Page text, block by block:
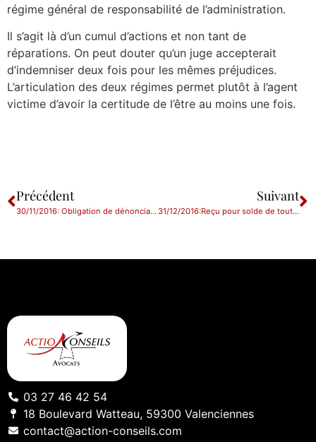
régime général de responsabilité de l’administration.
Il s’agit là d’un cumul d’actions et non tant de
réparations. On peut douter qu’un juge accepterait
d’indemniser deux fois pour les mêmes préjudices.
L’articulation des deux régimes permet plutôt à l’agent
victime d’avoir la certitude de l’être au moins une fois.
Précédent
30/11/2016: Obligation de dénonciation par l’employeur des infractions des salariés
Suivant
31/12/2016:Reçu pour solde de tout compte et mention du délai de dénonciation
03 27 46 42 54
18 Boulevard Watteau, 59300 Valenciennes
contact@action-conseils.com